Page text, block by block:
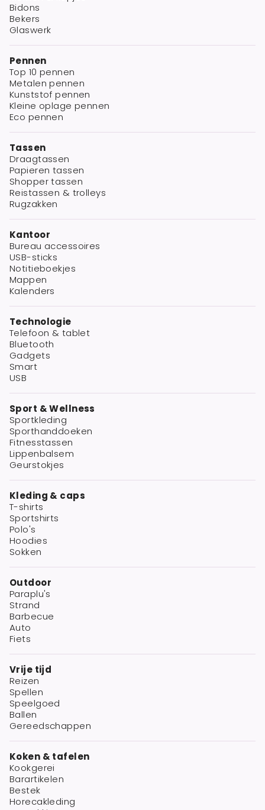
Bidons
Bekers
Glaswerk
Pennen
Top 10 pennen
Metalen pennen
Kunststof pennen
Kleine oplage pennen
Eco pennen
Tassen
Draagtassen
Papieren tassen
Shopper tassen
Reistassen & trolleys
Rugzakken
Kantoor
Bureau accessoires
USB-sticks
Notitieboekjes
Mappen
Kalenders
Technologie
Telefoon & tablet
Bluetooth
Gadgets
Smart
USB
Sport & Wellness
Sportkleding
Sporthanddoeken
Fitnesstassen
Lippenbalsem
Geurstokjes
Kleding & caps
T-shirts
Sportshirts
Polo's
Hoodies
Sokken
Outdoor
Paraplu's
Strand
Barbecue
Auto
Fiets
Vrije tijd
Reizen
Spellen
Speelgoed
Ballen
Gereedschappen
Koken & tafelen
Kookgerei
Barartikelen
Bestek
Horecakleding